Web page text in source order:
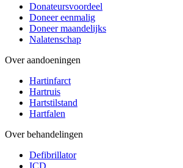
Donateursvoordeel
Doneer eenmalig
Doneer maandelijks
Nalatenschap
Over aandoeningen
Hartinfarct
Hartruis
Hartstilstand
Hartfalen
Over behandelingen
Defibrillator
ICD